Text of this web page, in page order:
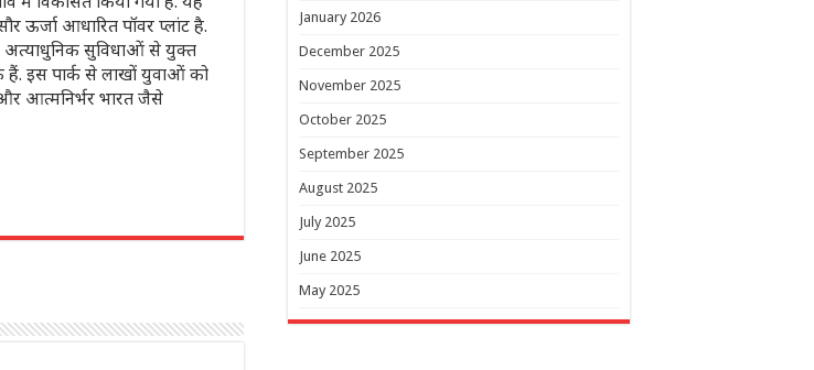
ऊर्जा आधारित पॉवर प्लांट है.
अत्याधुनिक सुविधाओं से युक्त
हैं. इस पार्क से लाखों युवाओं को
आत्‍मनिर्भर भारत जैसे
January 2026
December 2025
November 2025
October 2025
September 2025
August 2025
July 2025
June 2025
May 2025